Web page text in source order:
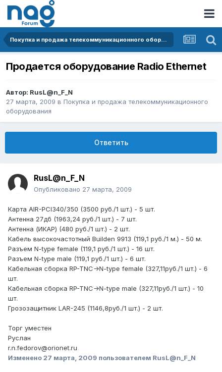
Покупка и продажа телекоммуникационного оборудования
Продается оборудование Radio Ethernet
Автор: RusL@n_F_N
27 марта, 2009 в Покупка и продажа телекоммуникационного
оборудования
Ответить
RusL@n_F_N
Опубликовано 27 марта, 2009
Карта AIR-PCI340/350 (3500 руб./1 шт.) - 5 шт.
Антенна 27дб (1963,24 руб./1 шт.) - 7 шт.
Антенна (ИКАР) (480 руб./1 шт.) - 2 шт.
Кабель высокочастотный Builden 9913 (119,1 руб./1 м.) - 50 м.
Разъем N-type female (119,1 руб./1 шт.) - 16 шт.
Разъем N-type male (119,1 руб./1 шт.) - 6 шт.
Кабельная сборка RP-TNC->N-type female (327,11руб./1 шт.) - 6
шт.
Кабельная сборка RP-TNC->N-type male (327,11руб./1 шт.) - 10
шт.
Грозозащитник LAR-245 (1146,8руб./1 шт.) - 2 шт.
Торг уместен
Руслан
r.n.fedorov@orionet.ru
Изменено 27 марта, 2009 пользователем RusL@n_F_N